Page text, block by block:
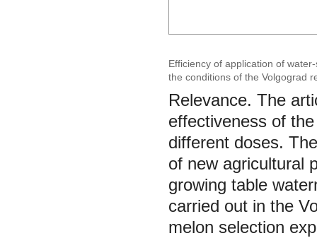
Efficiency of application of
the conditions of the Volgograd
Relevance. The
effectiveness of
different doses.
of new agricultural
growing table
carried out in the
melon selection